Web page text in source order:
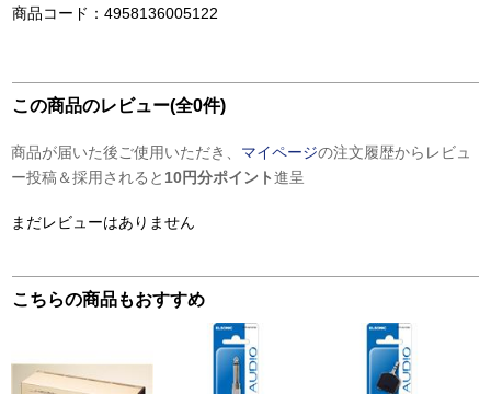
商品コード：4958136005122
この商品のレビュー(全0件)
商品が届いた後ご使用いただき、 マイページの注文履歴からレビュ
ー投稿＆採用されると 10円分ポイント進呈
まだレビューはありません
こちらの商品もおすすめ